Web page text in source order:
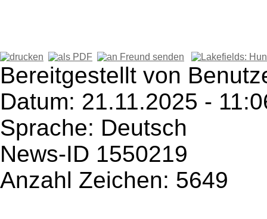
Bereitgestellt von
Datum: 21.11.2025 -
Sprache: Deutsch
News-ID 1550219
Anzahl Zeichen: 5649